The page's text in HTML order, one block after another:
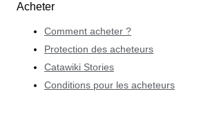
Acheter
Comment acheter ?
Protection des acheteurs
Catawiki Stories
Conditions pour les acheteurs